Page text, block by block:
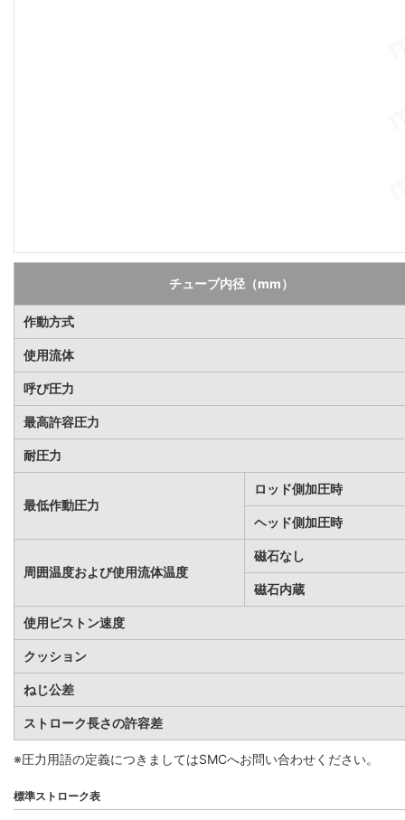
チューブ内径（mm）
作動方式
使用流体
呼び圧力
最高許容圧力
耐圧力
最低作動圧力
ロッド側加圧時
ヘッド側加圧時
周囲温度および使用流体温度
磁石なし
磁石内蔵
使用ピストン速度
クッション
ねじ公差
ストローク長さの許容差
※圧力用語の定義につきましてはSMCへお問い合わせください。
標準ストローク表